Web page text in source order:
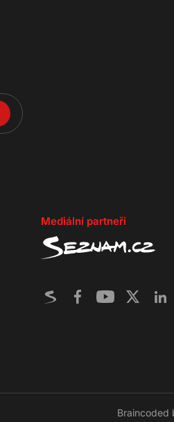
Mediální partneři
Braincoded